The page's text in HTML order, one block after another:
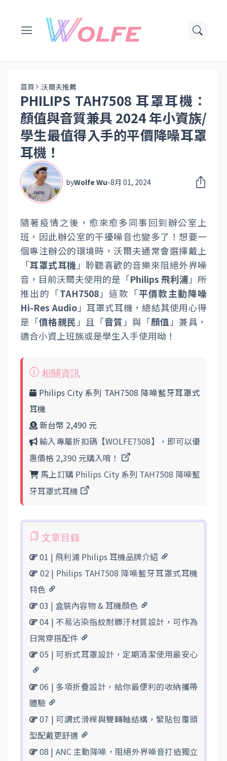
首頁 .沃爾夫推薦
PHILIPS TAH7508 耳罩耳機：
顏值與音質兼具 2024 年小資族/
學生最值得入手的平價降噪耳罩
耳機！
byWolfe Wu-8月 01, 2024
隨著疫情之後，愈來愈多同事回到辦公室上
班，因此辦公室的干擾噪音也變多了！想要一
個專注辦公的環境時，沃爾夫通常會選擇戴上
「耳罩式耳機」聆聽喜歡的音樂來阻絕外界噪
音，目前沃爾夫使用的是「Philips 飛利浦」所
推出的「TAH7508」這款「平價款主動降噪
Hi-Res Audio」耳罩式耳機，總結其使用心得
是「價格親民」且「音質」與「顏值」兼具，
適合小資上班族或是學生入手使用呦！
Philips City 系列 TAH7508 降噪藍牙耳罩式
耳機
新台幣 2,490 元
輸入專屬折扣碼【WOLFE7508】，即可以優
惠價格 2,390 元購入唷！
馬上訂購 Philips City 系列 TAH7508 降噪藍
牙耳罩式耳機
01 | 飛利浦 Philips 耳機品牌介紹
02 | Philips TAH7508 降噪藍牙耳罩式耳機
特色
03 | 盒裝內容物 & 耳機顏色
04 | 不易沾染指紋耐髒汙材質設計，可作為
日常穿搭配件
05 | 可拆式耳罩設計，定期清潔使用最安心
06 | 多項折疊設計，給你最便利的收納攜帶
體驗
07 | 可調式滑桿與雙轉軸結構，緊貼包覆頭
型配戴更舒適
08 | ANC 主動降噪，阻絕外界噪音打造獨立